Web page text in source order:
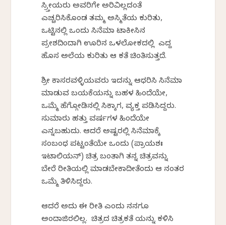
ಸ್ರ್ತೀಯರು ಅವರಿಗೇ ಅರಿವಿಲ್ಲದಂತೆ
ಎಚ್ಚರಿಸಿಕೊಂಡ ತಮ್ಮ ಅಸ್ಮಿತೆಯ ಕುರಿತು,
ಒಟ್ಟಿನಲ್ಲಿ ಒಂದು ಸಿನೆಮಾ ಟಾಕೀಸಿನ
ಪ್ರವೇಶದಿಂದಾಗಿ ಊರಿನ ಒಳಲೋಕದಲ್ಲಿ ಎದ್ದ
ಹೊಸ ಅಲೆಯ ಕುರಿತು ಆ ಕತೆ ಚಿಂತಿಸುತ್ತದೆ.
ಶ್ರೀ ಕಾಸರವಳ್ಳಿಯವರು ಇದನ್ನು ಆಧರಿಸಿ ಸಿನೆಮಾ
ಮಾಡುವ ಬಯಕೆಯನ್ನು ಬಹಳ ಹಿಂದೆಯೇ,
ಒಮ್ಮೆ ಹೆಗ್ಗೋಡಿನಲ್ಲಿ ಸಿಕ್ಕಾಗ, ವ್ಯಕ್ತ ಪಡಿಸಿದ್ದರು.
ಸುಮಾರು ಹತ್ತು ವರ್ಷಗಳ ಹಿಂದೆಯೇ
ಎನ್ನಬಹುದು. ಆದರೆ ಅಷ್ಟರಲ್ಲಿ ಸಿನೆಮಾಕ್ಕೆ
ಸಂಬಂಧ ಪಟ್ಟಂತೆಯೇ ಒಂದು (ಪ್ರಾಯಶಃ
ಇಟಾಲಿಯನ್) ಚಿತ್ರ ಬಂತಾಗಿ ತನ್ನ ಚಿತ್ರವನ್ನು
ಬೇರೆ ರೀತಿಯಲ್ಲಿ ಮಾಡಬೇಕಾದೀತೆಂದು ಆ ನಂತರ
ಒಮ್ಮೆ ತಿಳಿಸಿದ್ದರು.
ಆದರೆ ಅದು ಈ ರೀತಿ ಎಂದು ನನಗೂ
ಅಂದಾಜಿರಲಿಲ್ಲ. ಚಿತ್ರದ ಚಿತ್ರಕತೆ ಯನ್ನು ಕಳಿಸಿ